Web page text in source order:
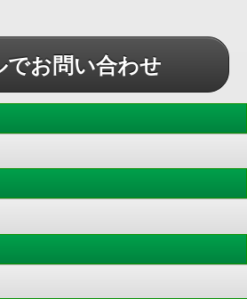
でお問い合わせ